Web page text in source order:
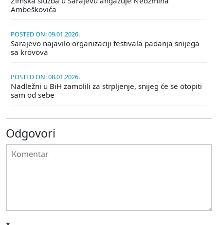
Ambeškovića
POSTED ON: 09.01.2026.
Sarajevo najavilo organizaciji festivala padanja snijega
sa krovova
POSTED ON: 08.01.2026.
Nadležni u BiH zamolili za strpljenje, snijeg će se otopiti
sam od sebe
Odgovori